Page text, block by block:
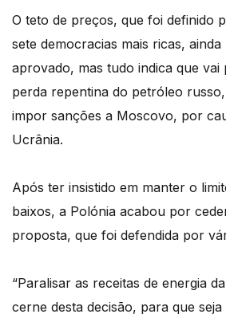
O teto de preços, que foi definido
sete democracias mais ricas,
aprovado, mas tudo indica que vai
perda repentina do petróleo
impor sanções a Moscovo, por
Ucrânia.
Após ter insistido em manter o
baixos, a Polónia acabou por
proposta, que foi defendida por
“Paralisar as receitas de energia
cerne desta decisão, para que